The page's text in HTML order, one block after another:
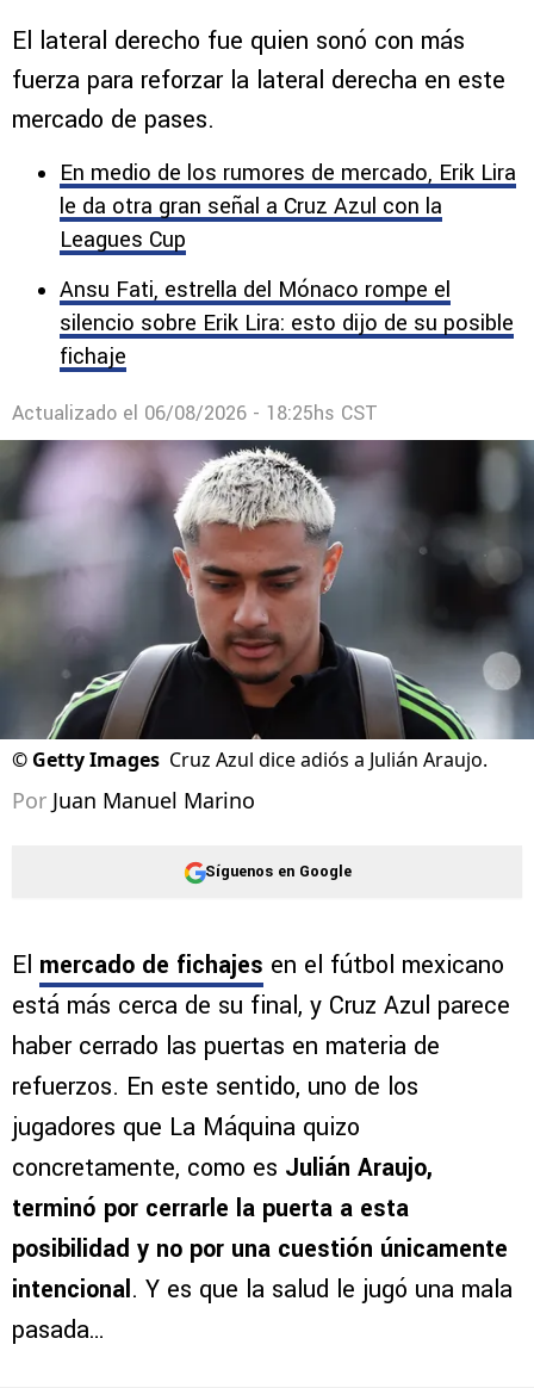
El lateral derecho fue quien sonó con más
fuerza para reforzar la lateral derecha en este
mercado de pases.
En medio de los rumores de mercado, Erik Lira
le da otra gran señal a Cruz Azul con la
Leagues Cup
Ansu Fati, estrella del Mónaco rompe el
silencio sobre Erik Lira: esto dijo de su posible
fichaje
Actualizado el 06/08/2026 - 18:25hs CST
© Getty Images Cruz Azul dice adiós a Julián Araujo.
Por Juan Manuel Marino
Síguenos en Google
El mercado de fichajes en el fútbol mexicano
está más cerca de su final, y Cruz Azul parece
haber cerrado las puertas en materia de
refuerzos. En este sentido, uno de los
jugadores que La Máquina quizo
concretamente, como es Julián Araujo,
terminó por cerrarle la puerta a esta
posibilidad y no por una cuestión únicamente
intencional. Y es que la salud le jugó una mala
pasada…